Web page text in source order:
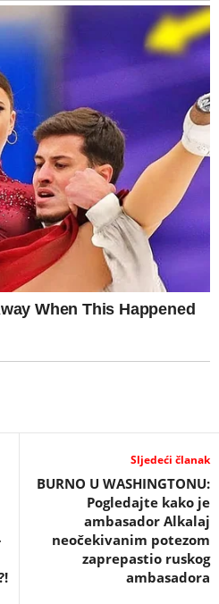
Sljedeći članak
BURNO U WASHINGTONU:
Pogledajte kako je
ambasador Alkalaj
neočekivanim potezom
zaprepastio ruskog
ambasadora